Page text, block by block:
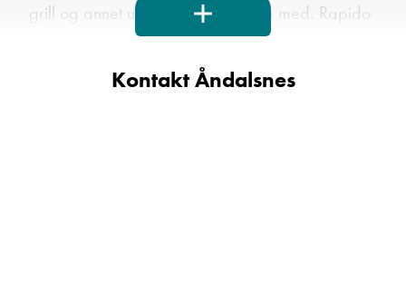
grill og annet utstyr du trenger å ta med. Rapido
Design Edition 7065 FF har automat gir og
forhjulsdrift, og har gått 90828 km. Bobilen er
778 cm lang og 234 cm bred.
Kontakt Åndalsnes